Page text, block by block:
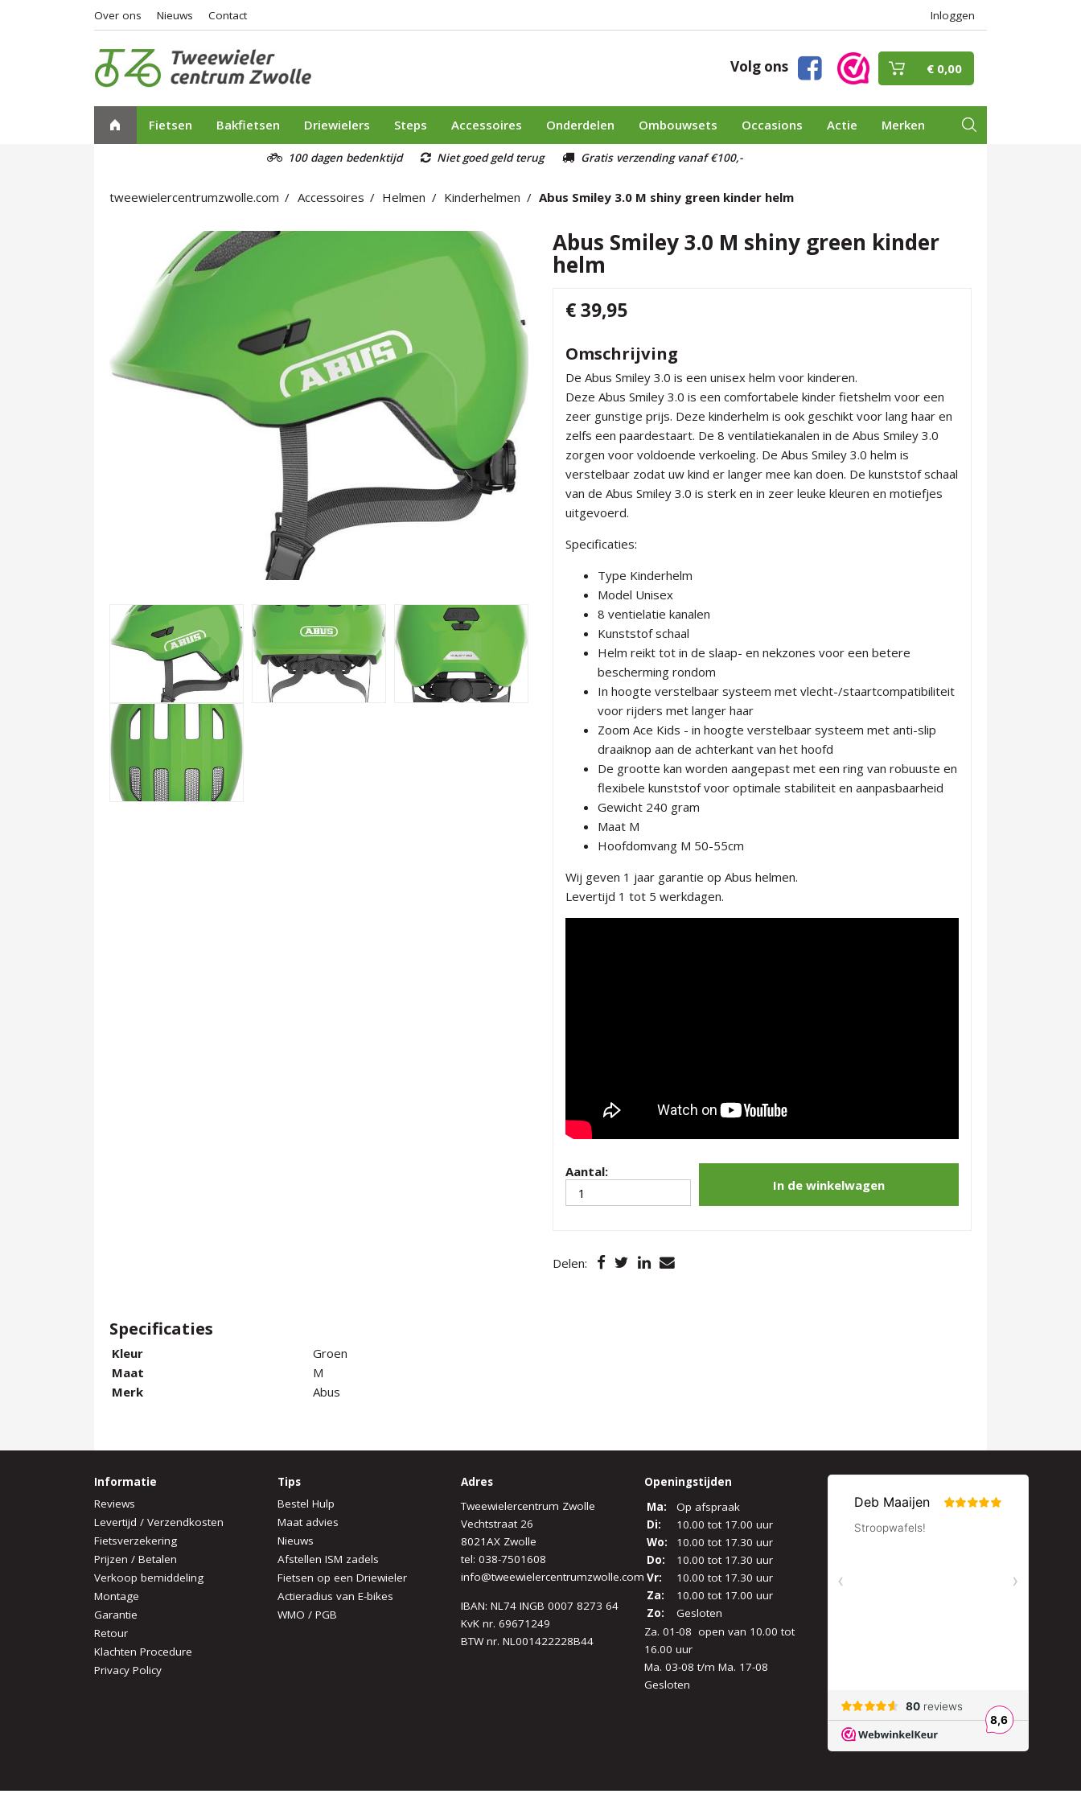
Over ons Nieuws Contact Inloggen
Volg ons € 0,00
Fietsen Bakfietsen Driewielers Steps Accessoires Onderdelen Ombouwsets Occasions Actie Merken
100 dagen bedenktijd Niet goed geld terug Gratis verzending vanaf €100,-
tweewielercentrumzwolle.com Accessoires Helmen Kinderhelmen Abus Smiley 3.0 M shiny green kinder helm
Abus Smiley 3.0 M shiny green kinder
helm
€ 39,95
Omschrijving
De Abus Smiley 3.0 is een unisex helm voor kinderen.
Deze Abus Smiley 3.0 is een comfortabele kinder fietshelm voor een
zeer gunstige prijs. Deze kinderhelm is ook geschikt voor lang haar en
zelfs een paardestaart. De 8 ventilatiekanalen in de Abus Smiley 3.0
zorgen voor voldoende verkoeling. De Abus Smiley 3.0 helm is
verstelbaar zodat uw kind er langer mee kan doen. De kunststof schaal
van de Abus Smiley 3.0 is sterk en in zeer leuke kleuren en motiefjes
uitgevoerd.
Specificaties:
Type Kinderhelm
Model Unisex
8 ventielatie kanalen
Kunststof schaal
Helm reikt tot in de slaap- en nekzones voor een betere
bescherming rondom
In hoogte verstelbaar systeem met vlecht-/staartcompatibiliteit
voor rijders met langer haar
Zoom Ace Kids - in hoogte verstelbaar systeem met anti-slip
draaiknop aan de achterkant van het hoofd
De grootte kan worden aangepast met een ring van robuuste en
flexibele kunststof voor optimale stabiliteit en aanpasbaarheid
Gewicht 240 gram
Maat M
Hoofdomvang M 50-55cm
Wij geven 1 jaar garantie op Abus helmen.
Levertijd 1 tot 5 werkdagen.
Aantal:
In de winkelwagen
Delen:
Specificaties
Kleur
Groen
Maat
M
Merk
Abus
Informatie
Reviews
Levertijd / Verzendkosten
Fietsverzekering
Prijzen / Betalen
Verkoop bemiddeling
Montage
Garantie
Retour
Klachten Procedure
Privacy Policy
Tips
Bestel Hulp
Maat advies
Nieuws
Afstellen ISM zadels
Fietsen op een Driewieler
Actieradius van E-bikes
WMO / PGB
Adres
Tweewielercentrum Zwolle
Vechtstraat 26
8021AX Zwolle
tel: 038-7501608
info@tweewielercentrumzwolle.com
IBAN: NL74 INGB 0007 8273 64
KvK nr. 69671249
BTW nr. NL001422228B44
Openingstijden
Ma:
Op afspraak
Di:
10.00 tot 17.00 uur
Wo:
10.00 tot 17.30 uur
Do:
10.00 tot 17.30 uur
Vr:
10.00 tot 17.30 uur
Za:
10.00 tot 17.00 uur
Zo:
Gesloten
Za. 01-08 open van 10.00 tot
16.00 uur
Ma. 03-08 t/m Ma. 17-08
Gesloten